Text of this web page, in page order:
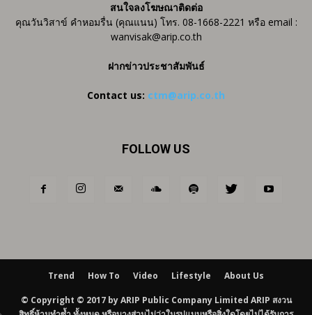
สนใจลงโฆษณาติดต่อ
คุณวันวิสาข์ คำหอมรื่น (คุณแนน) โทร. 08-1668-2221 หรือ email :
wanvisak@arip.co.th
ฝากข่าวประชาสัมพันธ์
Contact us: ctm@arip.co.th
FOLLOW US
Trend How To Video Lifestyle About Us
© Copyright © 2017 by ARIP Public Company Limited ARIP สงวน